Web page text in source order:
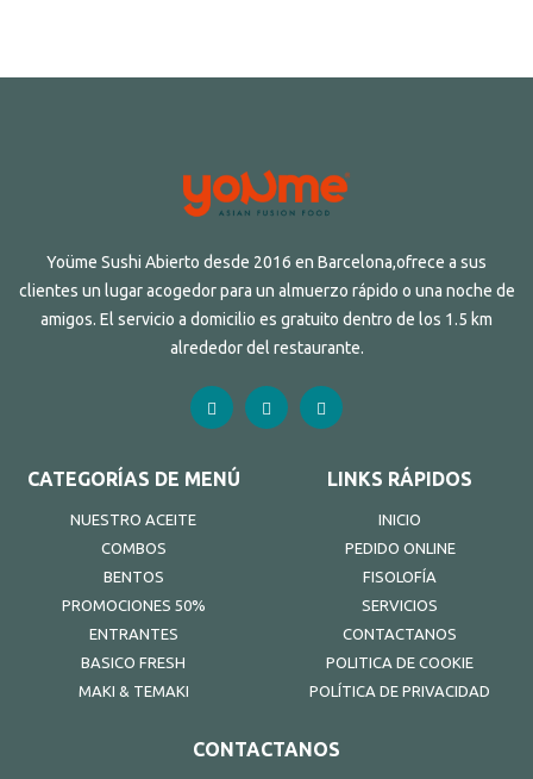
Yoüme Sushi Abierto desde 2016 en Barcelona,ofrece a sus
clientes un lugar acogedor para un almuerzo rápido o una noche de
amigos. El servicio a domicilio es gratuito dentro de los 1.5 km
alrededor del restaurante.
CATEGORÍAS DE MENÚ
NUESTRO ACEITE
COMBOS
BENTOS
PROMOCIONES 50%
ENTRANTES
BASICO FRESH
MAKI & TEMAKI
LINKS RÁPIDOS
INICIO
PEDIDO ONLINE
FISOLOFÍA
SERVICIOS
CONTACTANOS
POLITICA DE COOKIE
POLÍTICA DE PRIVACIDAD
CONTACTANOS